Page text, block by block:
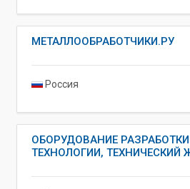
МЕТАЛЛООБРАБОТЧИКИ.РУ
Россия
ОБОРУДОВАНИЕ РАЗРАБОТКИ
ТЕХНОЛОГИИ, ТЕХНИЧЕСКИЙ